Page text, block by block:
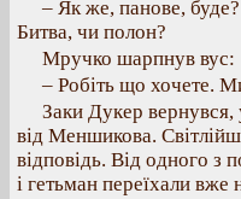
– Як же, панове,
Битва, чи полон?
Мручко шарпнув вус:
– Робіть що хочете.
Заки Дукер
від Меншикова.
відповідь. Від одного з
і гетьман переїхали вже